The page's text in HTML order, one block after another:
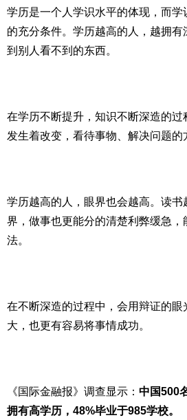
学历是一个人学识水平的体现，而学
的充分条件。学历越高的人，越拥
到别人看不到的东西。
在学历不断提升，知识不断深造的过
发生着改变，看待事物、解决问题的
学历越高的人，眼界也会越高。读书
界，做事也更能分的清楚利弊缓急
法。
在不断深造的过程中，会用辩证的
大，也更有容易将事情成功。
《国际金融报》调查显示： 中国500
拥有高学历，48%毕业于985学校。